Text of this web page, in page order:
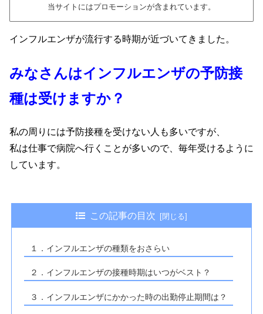
当サイトにはプロモーションが含まれています。
インフルエンザが流行する時期が近づいてきました。
みなさんはインフルエンザの予防接
種は受けますか？
私の周りには予防接種を受けない人も多いですが、
私は仕事で病院へ行くことが多いので、毎年受けるように
しています。
この記事の目次
１．インフルエンザの種類をおさらい
２．インフルエンザの接種時期はいつがベスト？
３．インフルエンザにかかった時の出勤停止期間は？